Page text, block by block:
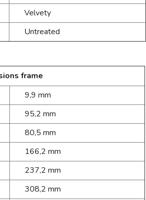
Velvety
Untreated
frame
9,9 mm
95,2 mm
80,5 mm
166,2 mm
237,2 mm
308,2 mm